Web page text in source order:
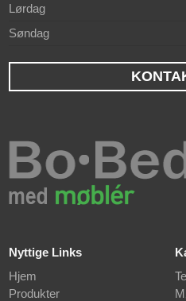
Lørdag
Søndag
Nyttige Links
Hjem
Produkter